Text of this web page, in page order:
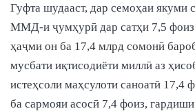
Гуфта шудааст, дар семоҳаи якуми
ММД-и ҷумҳурӣ дар сатҳи 7,5 фоиз
ҳаҷми он ба 17,4 млрд сомонӣ
мусбати иқтисодиёти миллӣ аз
истеҳсоли маҳсулоти саноатӣ 17,4
ба сармояи асосӣ 7,4 фоиз,